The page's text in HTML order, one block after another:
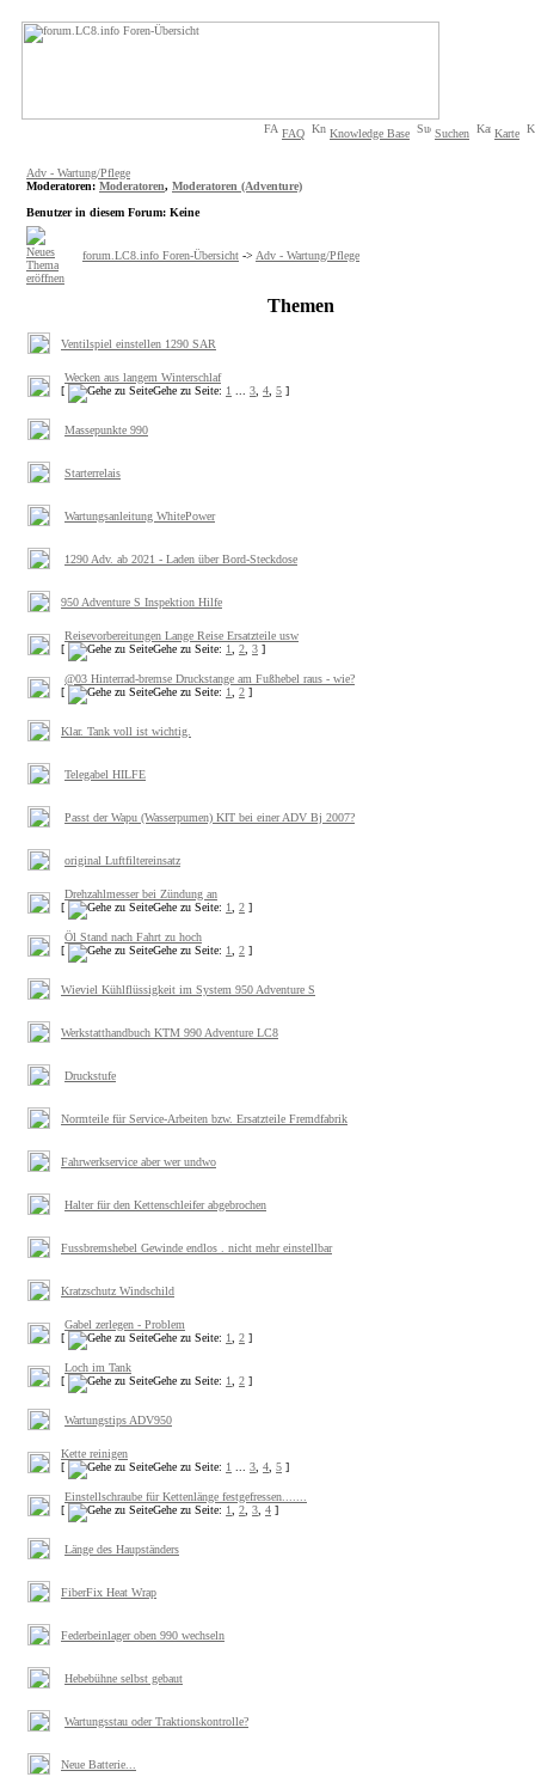
FAQ Knowledge Base Suchen Karte
Adv - Wartung/Pflege
Moderatoren: Moderatoren, Moderatoren (Adventure)
Benutzer in diesem Forum: Keine
forum.LC8.info Foren-Übersicht -> Adv - Wartung/Pflege
Themen
Ventilspiel einstellen 1290 SAR
Wecken aus langem Winterschlaf
[
Gehe zu Seite: 1 3 4 5 ]
Massepunkte 990
Starterrelais
Wartungsanleitung WhitePower
1290 Adv. ab 2021 - Laden über Bord-Steckdose
950 Adventure S Inspektion Hilfe
Reisevorbereitungen Lange Reise Ersatzteile usw
[
Gehe zu Seite: 1 2 3 ]
@03 Hinterrad-bremse Druckstange am Fußhebel raus - wie?
[
Gehe zu Seite: 1 2 ]
Klar. Tank voll ist wichtig.
Telegabel HILFE
Passt der Wapu (Wasserpumen) KIT bei einer ADV Bj 2007?
original Luftfiltereinsatz
Drehzahlmesser bei Zündung an
[
Gehe zu Seite: 1 2 ]
Öl Stand nach Fahrt zu hoch
[
Gehe zu Seite: 1 2 ]
Wieviel Kühlflüssigkeit im System 950 Adventure S
Werkstatthandbuch KTM 990 Adventure LC8
Druckstufe
Normteile für Service-Arbeiten bzw. Ersatzteile Fremdfabrik
Fahrwerkservice aber wer undwo
Halter für den Kettenschleifer abgebrochen
Fussbremshebel Gewinde endlos . nicht mehr einstellbar
Kratzschutz Windschild
Gabel zerlegen - Problem
[
Gehe zu Seite: 1 2 ]
Loch im Tank
[
Gehe zu Seite: 1 2 ]
Wartungstips ADV950
Kette reinigen
[
Gehe zu Seite: 1 3 4 5 ]
Einstellschraube für Kettenlänge festgefressen.......
[
Gehe zu Seite: 1 2 3 4 ]
Länge des Haupständers
FiberFix Heat Wrap
Federbeinlager oben 990 wechseln
Hebebühne selbst gebaut
Wartungsstau oder Traktionskontrolle?
Neue Batterie...